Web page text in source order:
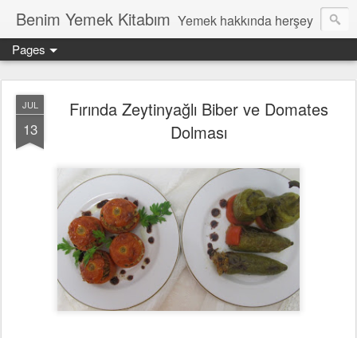
Benim Yemek Kitabım Yemek hakkında herşey
Pages
JUL
13
Fırında Zeytinyağlı Biber ve Domates
Dolması